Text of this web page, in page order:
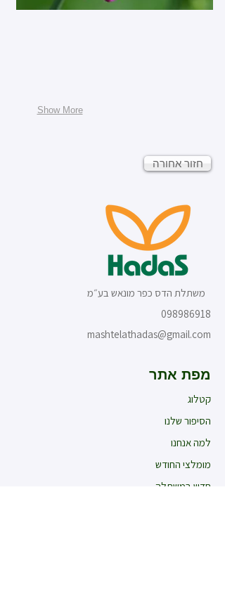
Show More
חזור אחורה
משתלת הדס כפר מונאש בע״מ
098986918
mashtelathadas@gmail.com
מפת אתר
קטלוג
הסיפור שלנו
למה אנחנו
מומלצי החודש
חדש במשתלה